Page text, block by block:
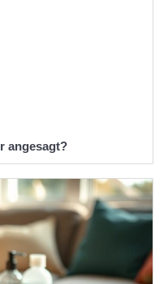
angesagt?